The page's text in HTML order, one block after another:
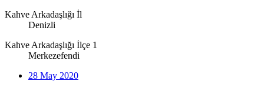
Kahve Arkadaşlığı İl
Denizli
Kahve Arkadaşlığı İlçe 1
Merkezefendi
28 May 2020